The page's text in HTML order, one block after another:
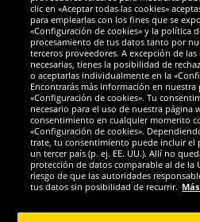
Redes
clic en «Aceptar todas las cookies»
para emplearlas con los fines que se
«Configuración de cookies» y la política
procesamiento de tus datos tanto por
terceros proveedores. A excepción de
necesarias, tienes la posibilidad de
o aceptarlas individualmente en la
Encontrarás más información en
«Configuración de cookies». Tu
necesario para el uso de nuestra página
consentimiento en cualquier momento
«Configuración de cookies».
trate, tu consentimiento puede incluir el
un tercer país (p. ej. EE. UU.). Allí no
protección de datos comparable al de la
riesgo de que las autoridades
tus datos sin posibilidad de recurrir.